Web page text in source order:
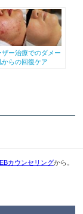
ザー治療でのダメー
からの回復ケア
カウンセリングから。